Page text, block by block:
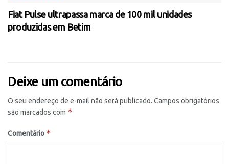
Fiat Pulse ultrapassa marca de 100 mil unidades
produzidas em Betim
Deixe um comentário
O seu endereço de e-mail não será publicado. Campos obrigatórios
são marcados com *
Comentário *